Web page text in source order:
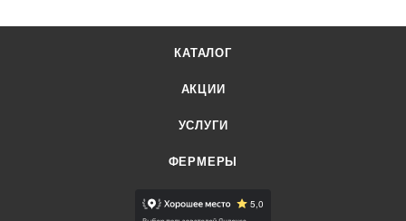
КАТАЛОГ
АКЦИИ
УСЛУГИ
ФЕРМЕРЫ